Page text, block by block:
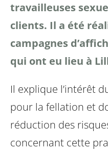
travailleuses
clients. Il a été
campagnes
qui ont eu lieu à
Il explique l’intérêt
pour la fellation et
réduction des
concernant cette